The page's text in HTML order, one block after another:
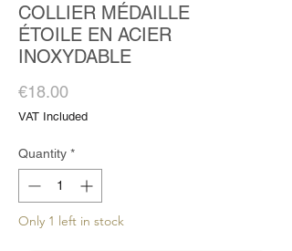
COLLIER MÉDAILLE
ÉTOILE EN ACIER
INOXYDABLE
€18.00Price
VAT Included
Quantity *
Only 1 left in stock